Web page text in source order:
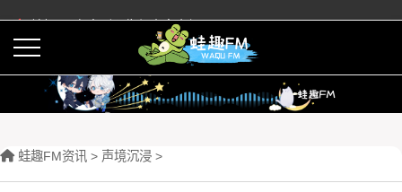
蛙趣FM有声剧预告与内容介绍
蛙趣FM资讯 > 声境沉浸 >